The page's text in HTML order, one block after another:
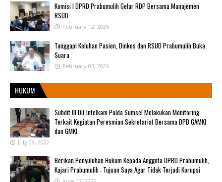
Komisi I DPRD Prabumulih Gelar RDP Bersama Manajemen
RSUD
February 12, 2026
Tanggapi Keluhan Pasien, Dinkes dan RSUD Prabumulih Buka
Suara
February 05, 2026
HUKUM
Subdit III Dit Intelkam Polda Sumsel Melakukan Monitoring
Terkait Kegiatan Peresmian Sekretariat Bersama DPD GAMKI
dan GMKI
July 09, 2022
Berikan Penyuluhan Hukum Kepada Anggota DPRD Prabumulih,
Kajari Prabumulih : Tujuan Saya Agar Tidak Terjadi Korupsi